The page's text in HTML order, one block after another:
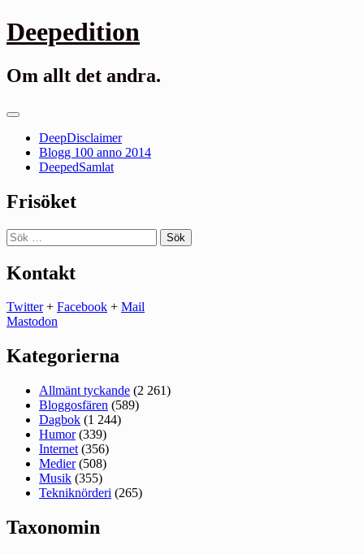
Gå
till
Deepedition
Om allt det andra.
Primär
DeepDisclaimer
Blogg 100 anno 2014
DeepedSamlat
Frisöket
Sök
efter:
Kontakt
Twitter+ Facebook + Mail
Mastodon
Kategorierna
Allmänt tyckande (2 261)
Bloggosfären (589)
Dagbok (1 244)
Humor(339)
Internet (356)
Medier(508)
Musik (355)
Tekniknörderi (265)
Taxonomin